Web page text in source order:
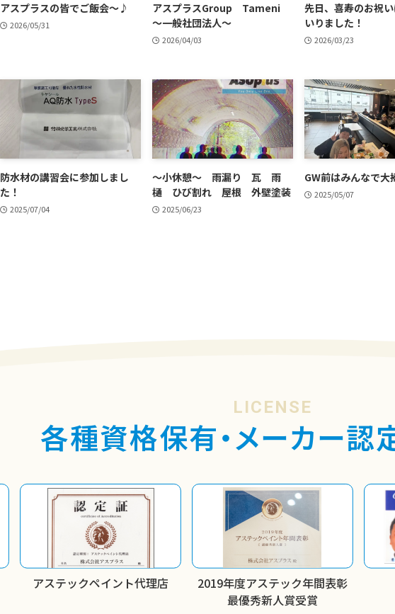
アスプラスの皆でご飯会～♪
2026/05/31
アスプラスGroup Tameni
～一般社団法人～
2026/04/03
先日、喜寿のお祝
いりました！
2026/03/23
防水材の講習会に参加しまし
た！
2025/07/04
～小休憩～ 雨漏り 瓦 雨
樋 ひび割れ 屋根 外壁塗装
2025/06/23
GW前はみんなで大
2025/05/07
LICENSE
各種資格保有・メーカー認
アステックペイント代理店 2019年度アステック年間表彰
最優秀新人賞受賞